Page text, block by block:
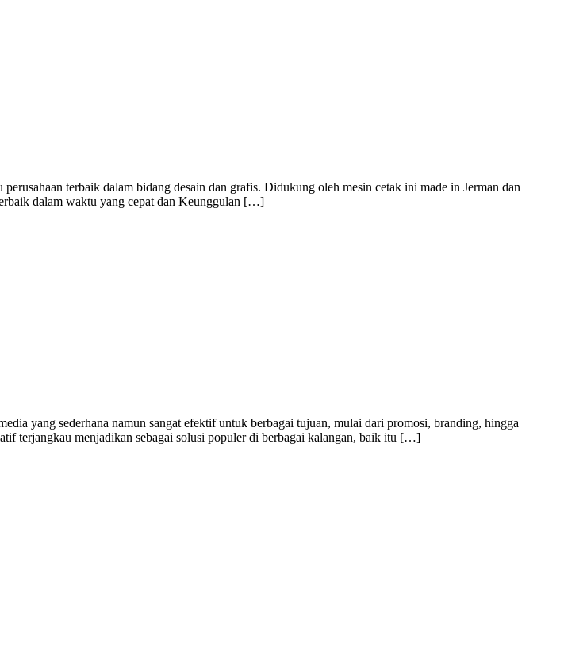
terbaik dalam bidang desain dan grafis. Didukung oleh mesin cetak ini made in Jerman dan
dalam waktu yang cepat dan Keunggulan […]
yang sederhana namun sangat efektif untuk berbagai tujuan, mulai dari promosi, branding, hingga
terjangkau menjadikan sebagai solusi populer di berbagai kalangan, baik itu […]